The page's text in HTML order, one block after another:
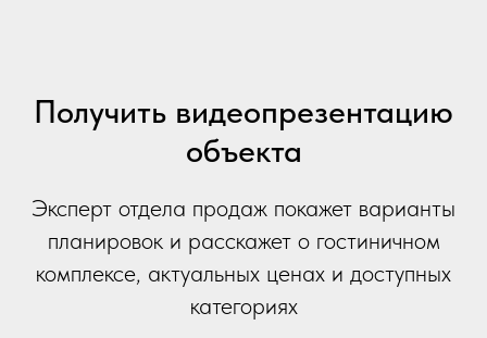
Получить видеопрезентацию
объекта
Эксперт отдела продаж покажет варианты
планировок и расскажет о гостиничном
комплексе, актуальных ценах и доступных
категориях